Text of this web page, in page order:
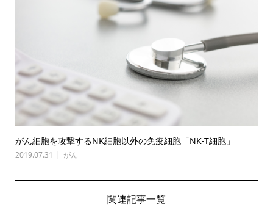
がん細胞を攻撃するNK細胞以外の免疫細胞「NK-T細胞」
2019.07.31 がん
関連記事一覧